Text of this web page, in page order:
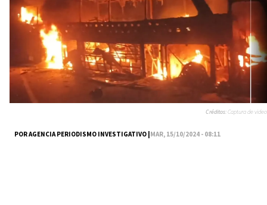
POR AGENCIA PERIODISMO INVESTIGATIVO |MAR, 15/10/2024 - 08:11
Créditos:Captura de video